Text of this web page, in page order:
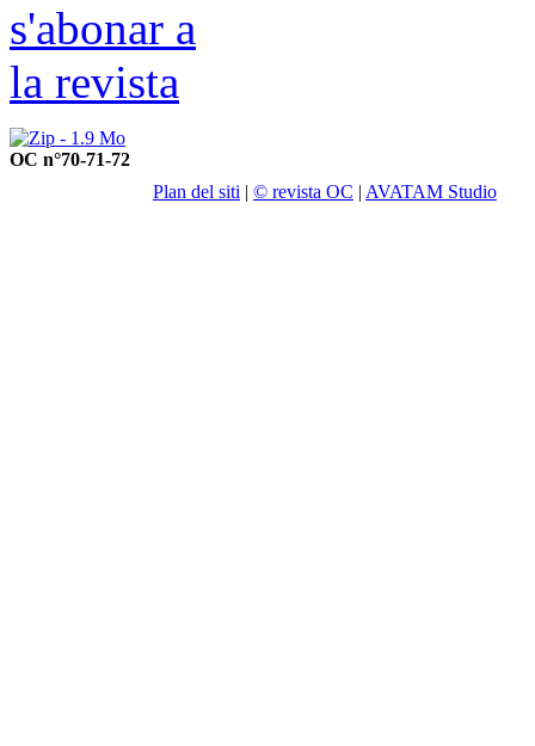
OC n°70-71-72
Plan del siti | © revista OC | AVATAM Studio